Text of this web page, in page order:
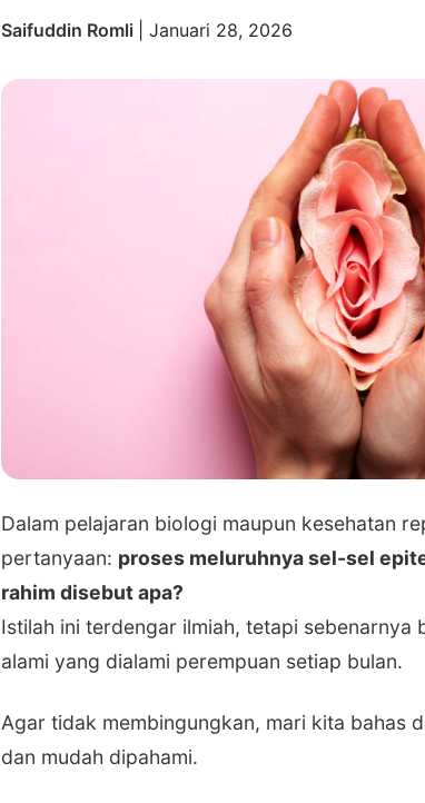
Saifuddin Romli Januari 28, 2026
Dalam pelajaran biologi maupun kesehatan
pertanyaan: proses meluruhnya sel-sel
rahim disebut apa?
Istilah ini terdengar ilmiah, tetapi sebenarnya
alami yang dialami perempuan setiap bulan.
Agar tidak membingungkan, mari kita bahas
dan mudah dipahami.